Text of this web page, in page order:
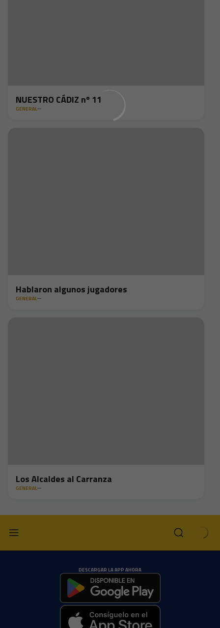
NUESTRO CÁDIZ nº 11
GENERAL
Hablaron algunos jugadores
GENERAL
Los Alcaldes al Carranza
GENERAL
DESCARGAR LA APP AHORA